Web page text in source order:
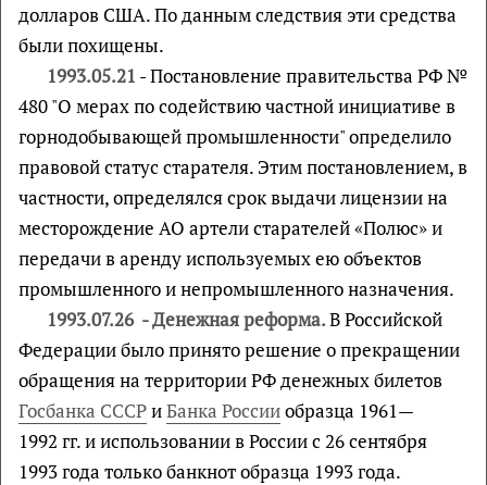
долларов США. По данным следствия эти средства
были похищены.
1993.05.21 - Постановление правительства РФ №
480 "О мерах по содействию частной инициативе в
горнодобывающей промышленности" определило
правовой статус старателя. Этим постановлением, в
частности, определялся срок выдачи лицензии на
месторождение АО артели старателей «Полюс» и
передачи в аренду используемых ею объектов
промышленного и непромышленного назначения.
1993.07.26 - Денежная реформа.В Российской
Федерации было принято решение о прекращении
обращения на территории РФ денежных билетов
Госбанка СССРиБанка Россииобразца 1961—
1992 гг. и использовании в России с 26 сентября
1993 года только банкнот образца 1993 года.